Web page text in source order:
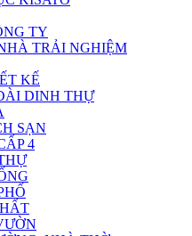
TY
TRẢI NGHIỆM
KẾ
DINH THỰ
SẠN
4